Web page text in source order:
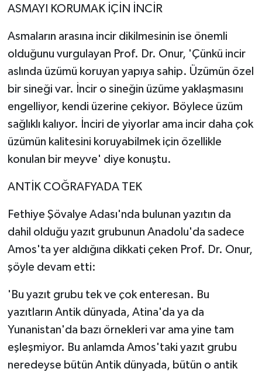
ASMAYI KORUMAK İÇİN İNCİR
Asmaların arasına incir dikilmesinin ise önemli
olduğunu vurgulayan Prof. Dr. Onur, 'Çünkü incir
aslında üzümü koruyan yapıya sahip. Üzümün özel
bir sineği var. İncir o sineğin üzüme yaklaşmasını
engelliyor, kendi üzerine çekiyor. Böylece üzüm
sağlıklı kalıyor. İnciri de yiyorlar ama incir daha çok
üzümün kalitesini koruyabilmek için özellikle
konulan bir meyve' diye konuştu.
ANTİK COĞRAFYADA TEK
Fethiye Şövalye Adası'nda bulunan yazıtın da
dahil olduğu yazıt grubunun Anadolu'da sadece
Amos'ta yer aldığına dikkati çeken Prof. Dr. Onur,
şöyle devam etti:
'Bu yazıt grubu tek ve çok enteresan. Bu
yazıtların Antik dünyada, Atina'da ya da
Yunanistan'da bazı örnekleri var ama yine tam
eşleşmiyor. Bu anlamda Amos'taki yazıt grubu
neredeyse bütün Antik dünyada, bütün o antik